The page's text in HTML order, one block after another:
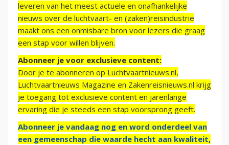
leveren van het meest actuele en onafhankelijke
nieuws over de luchtvaart- en (zaken)reisindustrie
maakt ons een onmisbare bron voor lezers die graag
een stap voor willen blijven.
Abonneer je voor exclusieve content:
Door je te abonneren op Luchtvaartnieuws.nl,
Luchtvaartnieuws Magazine en Zakenreisnieuws.nl krijg
je toegang tot exclusieve content en jarenlange
ervaring die je steeds een stap voorsprong geeft.
Abonneer je vandaag nog en word onderdeel van
een gemeenschap die waarde hecht aan kwaliteit,